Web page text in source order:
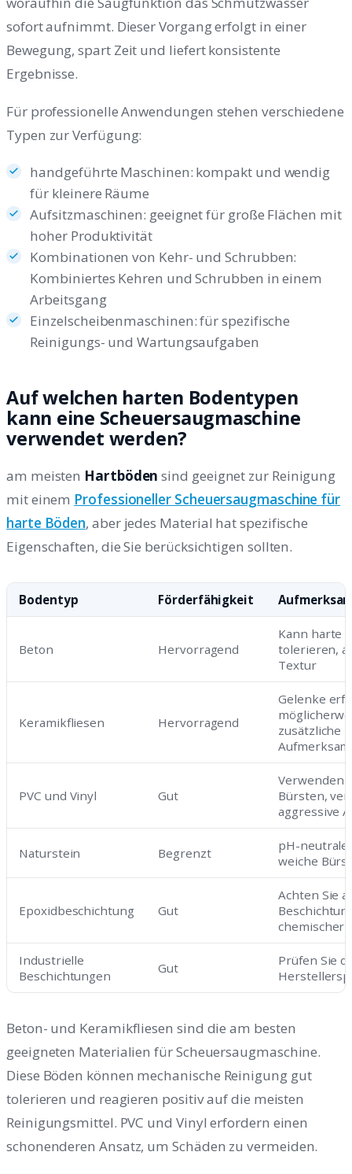
sofort aufnimmt. Dieser Vorgang erfolgt in einer
Bewegung, spart Zeit und liefert konsistente
Ergebnisse.
Für professionelle Anwendungen stehen verschiedene
Typen zur Verfügung:
handgeführte Maschinen: kompakt und wendig
für kleinere Räume
Aufsitzmaschinen: geeignet für große Flächen mit
hoher Produktivität
Kombinationen von Kehr- und Schrubben:
Kombiniertes Kehren und Schrubben in einem
Arbeitsgang
Einzelscheibenmaschinen: für spezifische
Reinigungs- und Wartungsaufgaben
Auf welchen harten Bodentypen
kann eine Scheuersaugmaschine
verwendet werden?
am meisten Hartböden sind geeignet zur Reinigung
mit einem Professioneller Scheuersaugmaschine für
harte Böden, aber jedes Material hat spezifische
Eigenschaften, die Sie berücksichtigen sollten.
Bodentyp Förderfähigkeit
Beton Hervorragend
Kann harte
tolerieren,
Textur
Keramikfliesen Hervorragend
Gelenke
zusätzliche
PVC und Vinyl Gut
Verwenden
Bürsten,
aggressive
Naturstein Begrenzt
pH-neutrale
weiche
Epoxidbeschichtung Gut
Achten Sie
chemischer
Industrielle
Beschichtungen
Gut
Prüfen Sie
Beton- und Keramikfliesen sind die am besten
geeigneten Materialien für Scheuersaugmaschine.
Diese Böden können mechanische Reinigung gut
tolerieren und reagieren positiv auf die meisten
Reinigungsmittel. PVC und Vinyl erfordern einen
schonenderen Ansatz, um Schäden zu vermeiden.